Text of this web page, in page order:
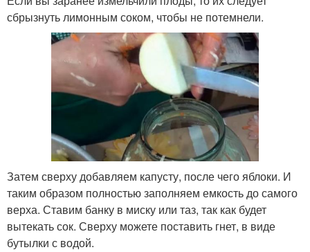
сбрызнуть лимонным соком, чтобы не потемнели.
Затем сверху добавляем капусту, после чего яблоки. И
таким образом полностью заполняем емкость до самого
верха. Ставим банку в миску или таз, так как будет
вытекать сок. Сверху можете поставить гнет, в виде
бутылки с водой.